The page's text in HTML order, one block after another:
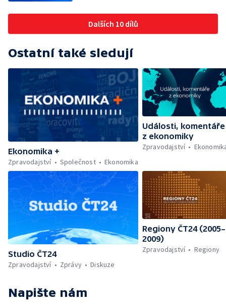
Dalších 10 dílů
Ostatní také sledují
Ekonomika +
Zpravodajství
Společnost Ekonomika
Události, komentáře
z ekonomiky
Zpravodajství
Studio ČT24
Zpravodajství
Zprávy Diskuze
Regiony ČT24 (2005–
2009)
Zpravodajství
Regiony
Napište nám